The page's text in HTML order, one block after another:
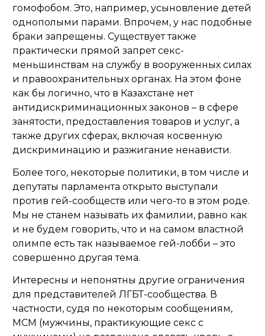
гомофобом. Это, например, усыновление детей
однополыми парами. Впрочем, у нас подобные
браки запрещены. Существует также
практически прямой запрет секс-
меньшинствам на службу в вооруженных силах
и правоохранительных органах. На этом фоне
как бы логично, что в Казахстане нет
антидискриминационных законов – в сфере
занятости, предоставления товаров и услуг, а
также других сферах, включая косвенную
дискриминацию и разжигание ненависти.
Более того, некоторые политики, в том числе и
депутаты парламента открыто выступали
против гей-сообществ или чего-то в этом роде.
Мы не станем называть их фамилии, равно как
и не будем говорить, что и на самом властной
олимпе есть так называемое гей-лобби – это
совершенно другая тема.
Интересны и непонятны другие ограничения
для представителей ЛГБТ-сообщества. В
частности, судя по некоторым сообщениям,
МСМ (мужчины, практикующие секс с